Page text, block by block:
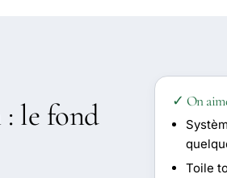
: le fond
✓ On
Toile